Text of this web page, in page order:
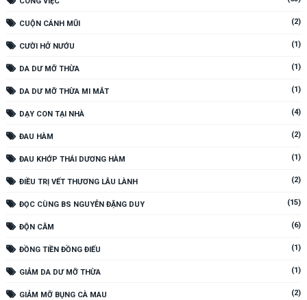
CUỘN CÁNH MŨI (2)
CƯỜI HỞ NƯỚU (1)
DA DƯ MỠ THỪA (1)
DA DƯ MỠ THỪA MI MẮT (1)
DẠY CON TẠI NHÀ (4)
ĐAU HÀM (2)
ĐAU KHỚP THÁI DƯƠNG HÀM (1)
ĐIỀU TRỊ VẾT THƯƠNG LÂU LÀNH (2)
ĐỌC CÙNG BS NGUYỄN ĐẶNG DUY (15)
ĐỘN CẰM (6)
ĐỒNG TIỀN ĐỒNG ĐIẾU (1)
GIẢM DA DƯ MỠ THỪA (1)
GIẢM MỠ BỤNG CÀ MAU (2)